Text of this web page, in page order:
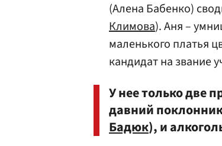
(Алена Бабенко)
Климова). Аня –
маленького платья
кандидат на звание
У нее только две
давний
Бадюк), и